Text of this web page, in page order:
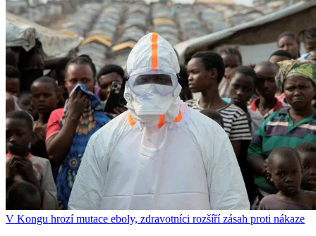
V Kongu hrozí mutace eboly, zdravotníci rozšíří zásah proti nákaze